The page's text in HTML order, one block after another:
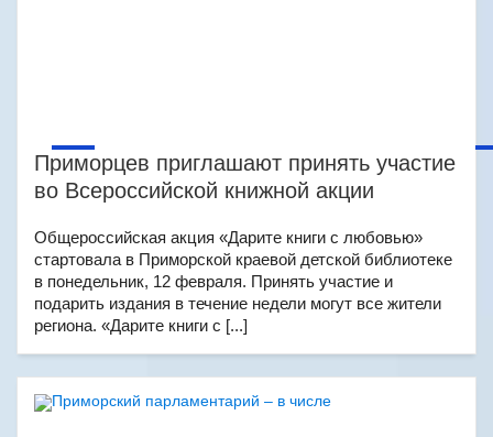
Приморцев приглашают принять участие
во Всероссийской книжной акции
Общероссийская акция «Дарите книги с любовью»
стартовала в Приморской краевой детской библиотеке
в понедельник, 12 февраля. Принять участие и
подарить издания в течение недели могут все жители
региона. «Дарите книги с [...]